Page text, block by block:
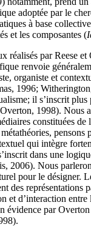
adoptée par le
à base
et les composantes (
réalisés par Reese
renvoie
organiste et
1996;
il s’inscrit
1998). Nous
constituées de
pensons
qui intègre
dans une
2006). Nous
pour le désigner.
des représentations
et d’interaction entre
évidence par